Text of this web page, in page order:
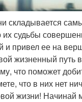
судьбы
и привел ее на
жизненный
что поможет
что в них нет
жизни! Начинай